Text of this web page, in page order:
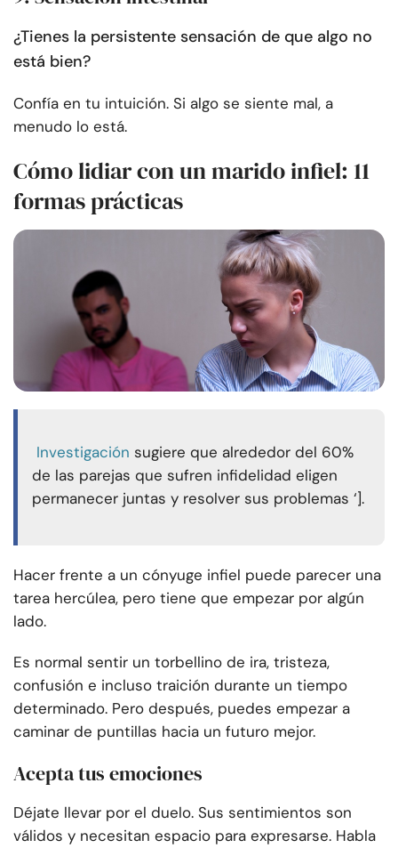
¿Tienes la persistente sensación de que algo no
está bien?
Confía en tu intuición. Si algo se siente mal, a
menudo lo está.
Cómo lidiar con un marido infiel: 11
formas prácticas
Investigación sugiere que alrededor del 60%
de las parejas que sufren infidelidad eligen
permanecer juntas y resolver sus problemas ‘].
Hacer frente a un cónyuge infiel puede parecer una
tarea hercúlea, pero tiene que empezar por algún
lado.
Es normal sentir un torbellino de ira, tristeza,
confusión e incluso traición durante un tiempo
determinado. Pero después, puedes empezar a
caminar de puntillas hacia un futuro mejor.
Acepta tus emociones
Déjate llevar por el duelo. Sus sentimientos son
válidos y necesitan espacio para expresarse. Habla